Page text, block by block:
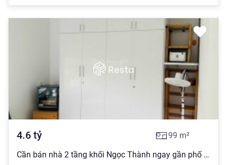
4.6 tỷ 99 m²
Cần bán nhà 2 tầng khối Ngọc Thành ngay gần phố cổ đường rộng 4m dt 99m giá 4.6 tỷ giá đầu tư